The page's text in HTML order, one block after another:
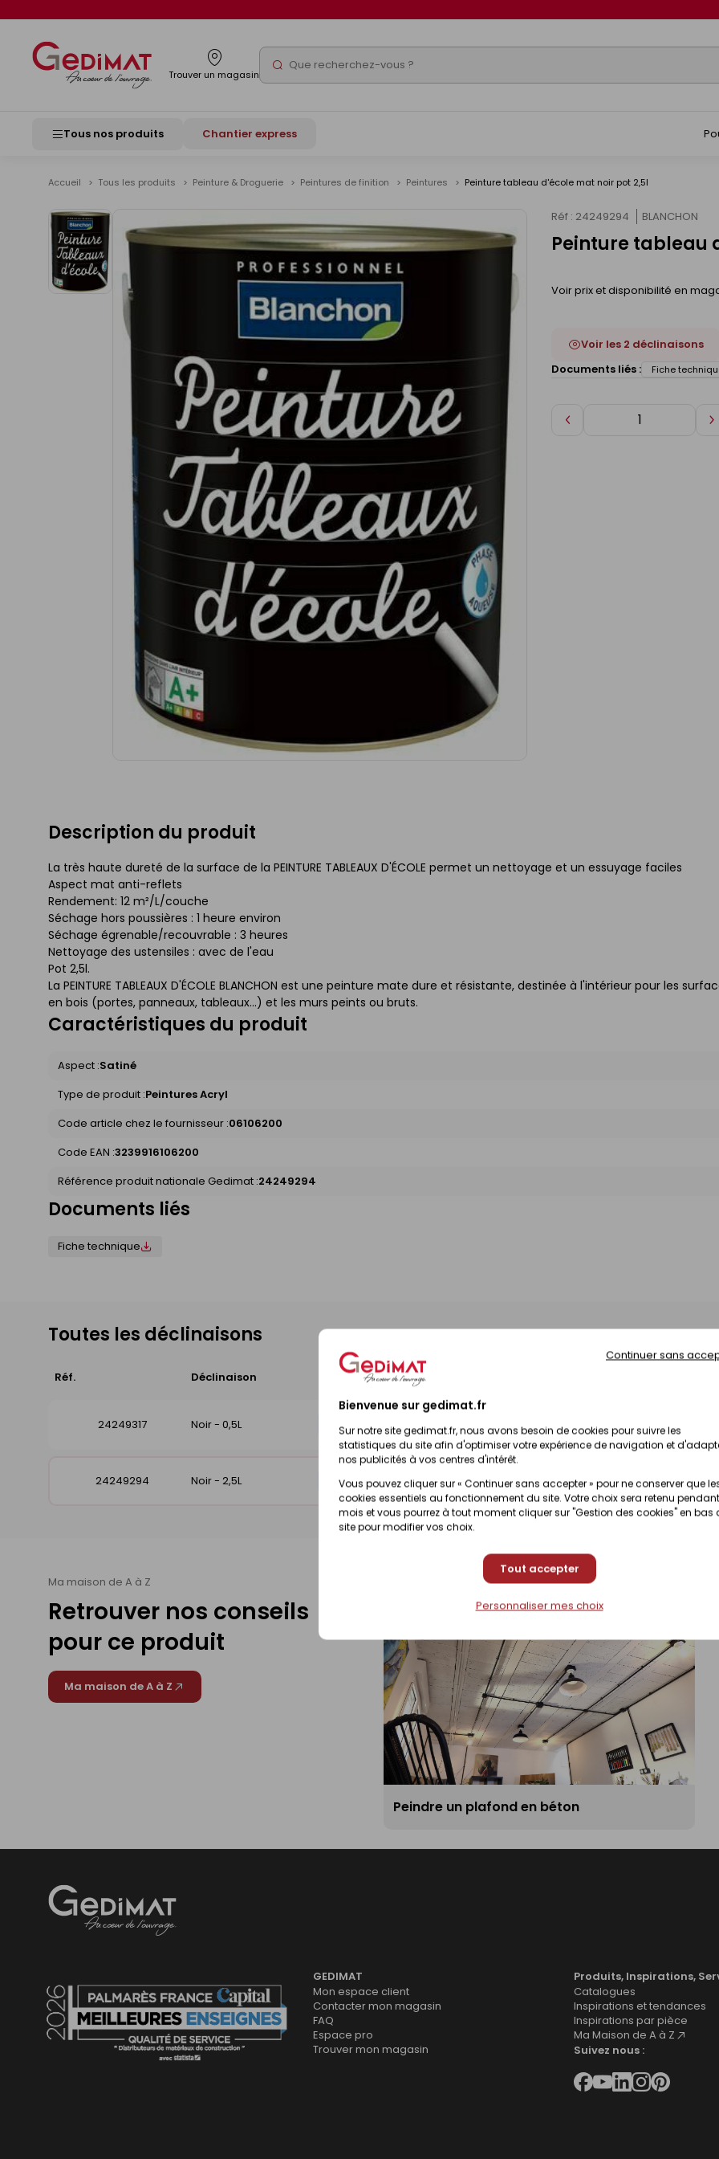
Bienvenue sur gedimat.fr
Sur notre site gedimat.fr, nous avons besoin de cookies pour suivre les
statistiques du site afin d'optimiser votre expérience de navigation et
nos publicités à vos centres d'intérêt.
Vous pouvez cliquer sur « Continuer sans accepter » pour ne conserver que
cookies essentiels au fonctionnement du site. Votre choix sera retenu pendant
mois et vous pourrez à tout moment cliquer sur "Gestion des cookies" en bas
site pour modifier vos choix.
Tout accepter
Continuer sans
Personnaliser mes choix
Trouver un magasin Rechercher
Tous nos produits Chantier express
Accueil Tous les produits Peinture & Droguerie Peintures de finition Peintures Peinture tableau d'école mat noir pot 2,5l
les
images
Réf : 24249294 BLANCHON
Peinture tableau
Voir prix et disponibilité en
Voir les 2 déclinaisons
Documents liés :
Fiche
Diminuer
Description du produit
La très haute dureté de la surface de la PEINTURE TABLEAUX D'ÉCOLE permet un nettoyage et un essuyage faciles
Aspect mat anti-reflets
Rendement: 12 m²/L/couche
Séchage hors poussières : 1 heure environ
Séchage égrenable/recouvrable : 3 heures
Nettoyage des ustensiles : avec de l'eau
Pot 2,5l.
La PEINTURE TABLEAUX D'ÉCOLE BLANCHON est une peinture mate dure et résistante, destinée à l'intérieur pour les
en bois (portes, panneaux, tableaux...) et les murs peints ou bruts.
Caractéristiques du produit
Aspect :Satiné
Type de produit :Peintures Acryl
Code article chez le fournisseur :06106200
Code EAN :3239916106200
Référence produit nationale Gedimat :24249294
Documents liés
Fiche technique
Toutes les déclinaisons
Réf. Déclinaison Disponibilité
24249317 Noir - 0,5L Disponibilité selon magasin (contactez votre
24249294 Noir - 2,5L Disponibilité selon magasin (contactez votre
Ma maison de A à Z
Retrouver nos conseils
pour ce produit
Ma maison de A à Z
Peindre un plafond en béton
GEDIMAT
Mon espace client
Contacter mon magasin
FAQ
Espace pro
Trouver mon magasin
Produits, Inspirations,
Catalogues
Inspirations et tendances
Inspirations par pièce
Ma Maison de A à Z
Suivez nous :